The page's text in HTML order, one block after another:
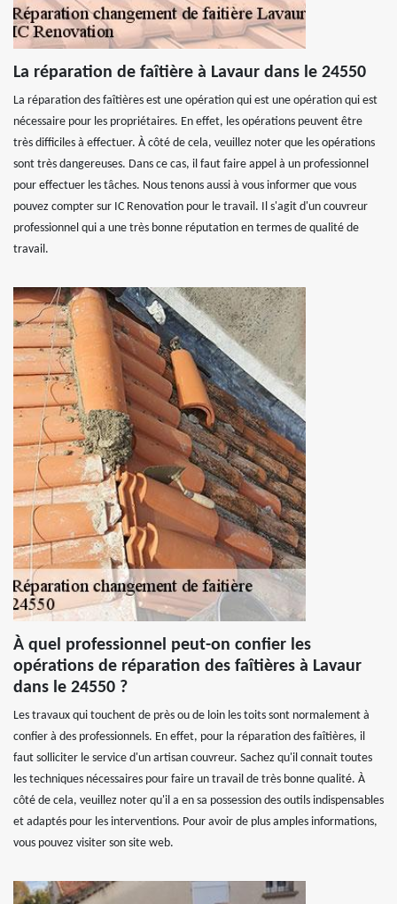
La réparation de faîtière à Lavaur dans le 24550
La réparation des faîtières est une opération qui est une opération qui est
nécessaire pour les propriétaires. En effet, les opérations peuvent être
très difficiles à effectuer. À côté de cela, veuillez noter que les opérations
sont très dangereuses. Dans ce cas, il faut faire appel à un professionnel
pour effectuer les tâches. Nous tenons aussi à vous informer que vous
pouvez compter sur IC Renovation pour le travail. Il s'agit d'un couvreur
professionnel qui a une très bonne réputation en termes de qualité de
travail.
À quel professionnel peut-on confier les
opérations de réparation des faîtières à Lavaur
dans le 24550 ?
Les travaux qui touchent de près ou de loin les toits sont normalement à
confier à des professionnels. En effet, pour la réparation des faîtières, il
faut solliciter le service d'un artisan couvreur. Sachez qu'il connait toutes
les techniques nécessaires pour faire un travail de très bonne qualité. À
côté de cela, veuillez noter qu'il a en sa possession des outils indispensables
et adaptés pour les interventions. Pour avoir de plus amples informations,
vous pouvez visiter son site web.